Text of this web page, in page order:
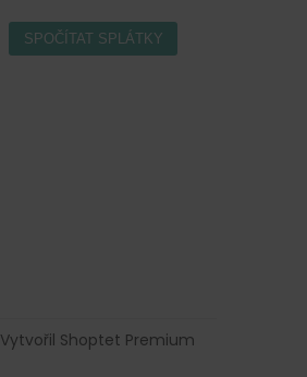
Vytvořil Shoptet Premium